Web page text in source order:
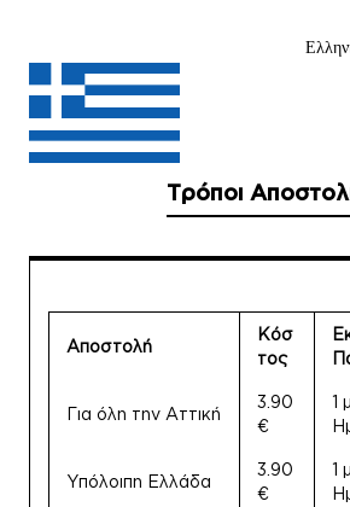
Τρόποι
Αποστολή
Κόσ
τος
Για όλη την Αττική
3.90
€
1
Υπόλοιπη Ελλάδα
3.90
€
1